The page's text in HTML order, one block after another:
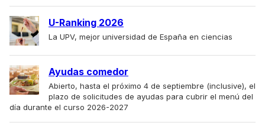
U-Ranking 2026
La UPV, mejor universidad de España en ciencias
Ayudas comedor
Abierto, hasta el próximo 4 de septiembre (inclusive), el
plazo de solicitudes de ayudas para cubrir el menú del
día durante el curso 2026-2027